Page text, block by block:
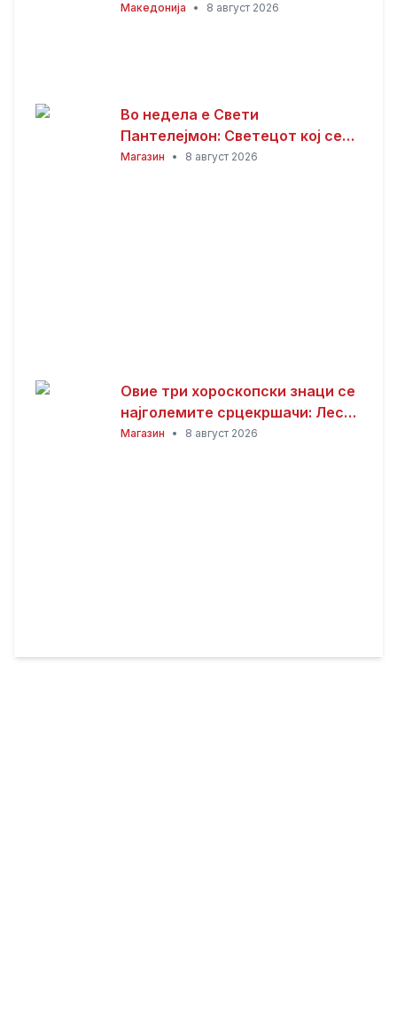
Македонија • 8 август 2026
Во недела е Свети
Пантелејмон: Светецот кој се
смета за заштитник на болните
Магазин • 8 август 2026
Овие три хороскопски знаци се
најголемите срцекршачи: Лесно
привлекуваат внимание, но
Магазин • 8 август 2026